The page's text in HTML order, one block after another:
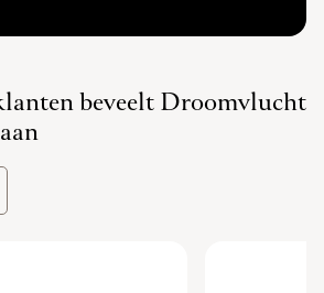
beveelt Droomvlucht